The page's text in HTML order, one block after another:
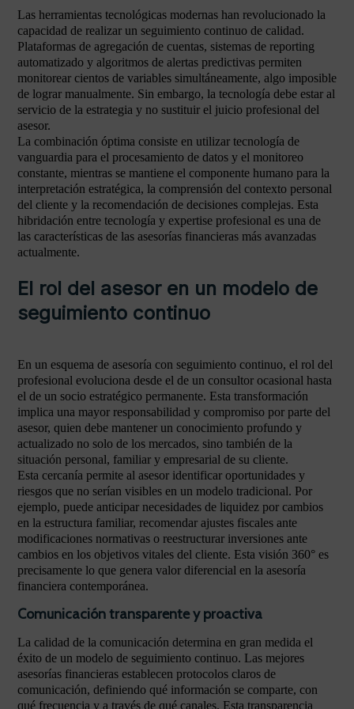
Las herramientas tecnológicas modernas han revolucionado la
capacidad de realizar un seguimiento continuo de calidad.
Plataformas de agregación de cuentas, sistemas de reporting
automatizado y algoritmos de alertas predictivas permiten
monitorear cientos de variables simultáneamente, algo imposible
de lograr manualmente. Sin embargo, la tecnología debe estar al
servicio de la estrategia y no sustituir el juicio profesional del
asesor.
La combinación óptima consiste en utilizar tecnología de
vanguardia para el procesamiento de datos y el monitoreo
constante, mientras se mantiene el componente humano para la
interpretación estratégica, la comprensión del contexto personal
del cliente y la recomendación de decisiones complejas. Esta
hibridación entre tecnología y expertise profesional es una de
las características de las asesorías financieras más avanzadas
actualmente.
El rol del asesor en un modelo de
seguimiento continuo
En un esquema de asesoría con seguimiento continuo, el rol del
profesional evoluciona desde el de un consultor ocasional hasta
el de un socio estratégico permanente. Esta transformación
implica una mayor responsabilidad y compromiso por parte del
asesor, quien debe mantener un conocimiento profundo y
actualizado no solo de los mercados, sino también de la
situación personal, familiar y empresarial de su cliente.
Esta cercanía permite al asesor identificar oportunidades y
riesgos que no serían visibles en un modelo tradicional. Por
ejemplo, puede anticipar necesidades de liquidez por cambios
en la estructura familiar, recomendar ajustes fiscales ante
modificaciones normativas o reestructurar inversiones ante
cambios en los objetivos vitales del cliente. Esta visión 360° es
precisamente lo que genera valor diferencial en la asesoría
financiera contemporánea.
Comunicación transparente y proactiva
La calidad de la comunicación determina en gran medida el
éxito de un modelo de seguimiento continuo. Las mejores
asesorías financieras establecen protocolos claros de
comunicación, definiendo qué información se comparte, con
qué frecuencia y a través de qué canales. Esta transparencia